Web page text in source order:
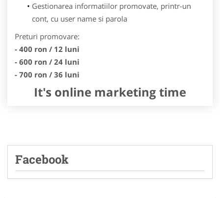
Gestionarea informatiilor promovate, printr-un
cont, cu user name si parola
Preturi promovare:
- 400 ron / 12 luni
- 600 ron / 24 luni
- 700 ron / 36 luni
It's online marketing time
Facebook